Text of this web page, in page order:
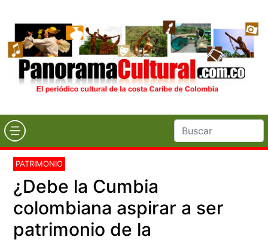
PATRIMONIO
¿Debe la Cumbia
colombiana aspirar a ser
patrimonio de la